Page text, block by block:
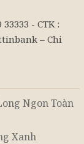
- CTK :
– Chi
Ngon Toàn
Xanh